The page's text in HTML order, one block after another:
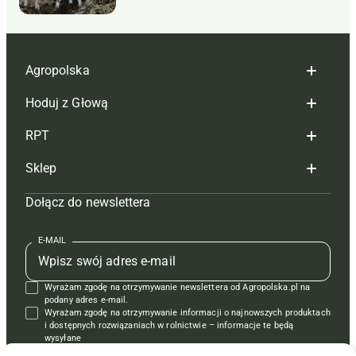
Agropolska
Redakcja
Reklama
Tagi
Mapa serwisu
Kontakt
Regulamin
Polityka prywatności
Hoduj z Głową
Hoduj z głową bydło
Hoduj z głową świnie
Prenumerata
Redakcja
Kontakt
Reklama
RPT
Redakcja
Prenumerata
Reklama
Kontakt
Krzyżówki
Sklep
Czasopisma i prenumerata
Książki
Regulamin
Dołącz do newslettera
E-MAIL
Wyrażam zgodę na otrzymywanie newslettera od Agropolska.pl na
podany adres e-mail.
Wyrażam zgodę na otrzymywanie informacji o najnowszych produktach
i dostępnych rozwiązaniach w rolnictwie – informacje te będą
wysyłane